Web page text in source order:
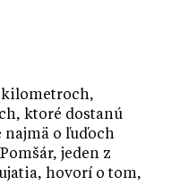
kilometroch,
ktoré dostanú
najmä o ľuďoch
jeden z
hovorí o tom,